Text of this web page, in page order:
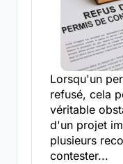
Lorsqu'un
refusé, cela
véritable
d'un projet
plusieurs
contester...